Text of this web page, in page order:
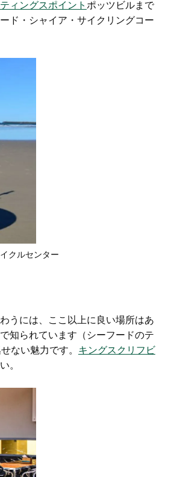
ィングスポイント ポッツビルまで
ド・シャイア・サイクリングコー
クルセンター
うには、ここ以上に良い場所はあ
知られています（シーフードのテ
ない魅力です。 キングスクリフビ
。